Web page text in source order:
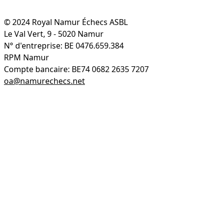
© 2024 Royal Namur Échecs ASBL
Le Val Vert, 9 - 5020 Namur
N° d'entreprise: BE 0476.659.384
RPM Namur
Compte bancaire: BE74 0682 2635 7207
oa@namurechecs.net